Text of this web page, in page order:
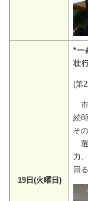
19日(火曜日)
*一
壮
(第
市
続8
そ
選
力
回